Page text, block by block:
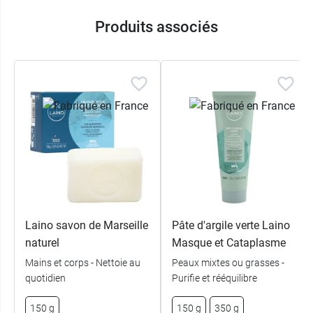
Conditionnement :Boîte avec sachet de 300 g
Produits associés
Laino savon de Marseille
naturel
Mains et corps - Nettoie au
quotidien
150 g
Pâte d'argile verte Laino
Masque et Cataplasme
Peaux mixtes ou grasses -
Purifie et rééquilibre
150 g 350 g